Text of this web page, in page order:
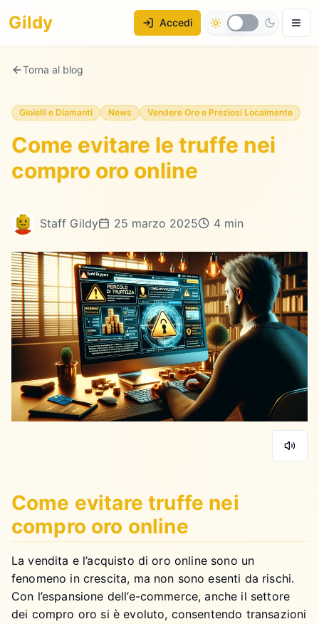
Gildy Accedi
Torna al blog
Gioielli e Diamanti News Vendere Oro e Preziosi Localmente
Come evitare le truffe nei
compro oro online
Staff Gildy 25 marzo 2025 4 min
Come evitare truffe nei
compro oro online
La vendita e l’acquisto di oro online sono un
fenomeno in crescita, ma non sono esenti da rischi.
Con l’espansione dell’e-commerce, anche il settore
dei compro oro si è evoluto, consentendo transazioni